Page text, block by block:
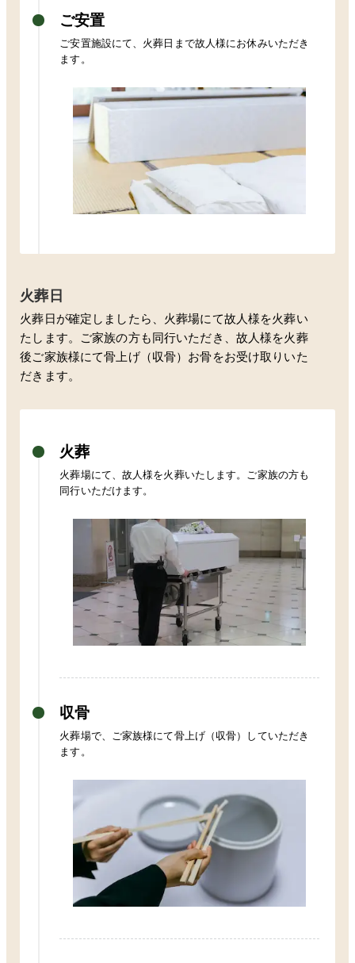
ご安置
ご安置施設にて、火葬日まで故人様にお休みいただき
ます。
火葬日
火葬日が確定しましたら、火葬場にて故人様を火葬い
たします。ご家族の方も同行いただき、故人様を火葬
後ご家族様にて骨上げ（収骨）お骨をお受け取りいた
だきます。
火葬
火葬場にて、故人様を火葬いたします。ご家族の方も
同行いただけます。
収骨
火葬場で、ご家族様にて骨上げ（収骨）していただき
ます。